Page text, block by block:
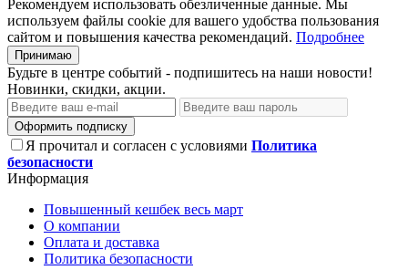
Рекомендуем использовать обезличенные данные. Мы
используем файлы cookie для вашего удобства пользования
сайтом и повышения качества рекомендаций. Подробнее
Принимаю
Будьте в центре событий - подпишитесь на наши новости!
Новинки, скидки, акции.
Оформить подписку
Я прочитал и согласен с условиями Политика
безопасности
Информация
Повышенный кешбек весь март
О компании
Оплата и доставка
Политика безопасности